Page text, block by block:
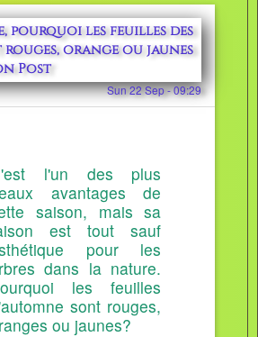
pourquoi les feuilles des
orange ou jaunes
Post
Sun 22 Sep - 09:29
l'un des plus
avantages de
saison, mais sa
est tout sauf
pour les
dans la nature.
les feuilles
sont rouges,
ou jaunes?